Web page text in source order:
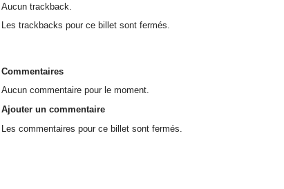
Aucun trackback.
Les trackbacks pour ce billet sont fermés.
Commentaires
Aucun commentaire pour le moment.
Ajouter un commentaire
Les commentaires pour ce billet sont fermés.